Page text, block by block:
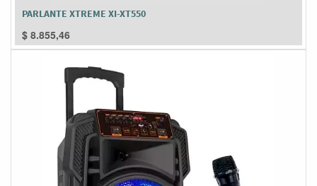
PARLANTE XTREME XI-XT550
$ 8.855,46